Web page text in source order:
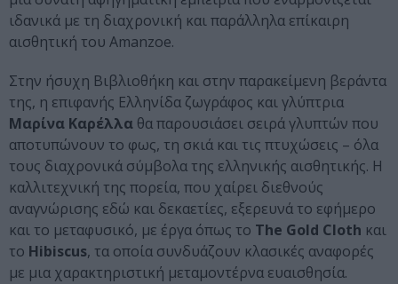
ιδανικά με τη διαχρονική και παράλληλα επίκαιρη
αισθητική του Amanzoe.
Στην ήσυχη Βιβλιοθήκη και στην παρακείμενη βεράντα
της, η επιφανής Ελληνίδα ζωγράφος και γλύπτρια
Μαρίνα Καρέλλα θα παρουσιάσει σειρά γλυπτών που
αποτυπώνουν το φως, τη σκιά και τις πτυχώσεις – όλα
τους διαχρονικά σύμβολα της ελληνικής αισθητικής. Η
καλλιτεχνική της πορεία, που χαίρει διεθνούς
αναγνώρισης εδώ και δεκαετίες, εξερευνά το εφήμερο
και το μεταφυσικό, με έργα όπως το The Gold Cloth και
το Hibiscus, τα οποία συνδυάζουν κλασικές αναφορές
με μια χαρακτηριστική μεταμοντέρνα ευαισθησία.